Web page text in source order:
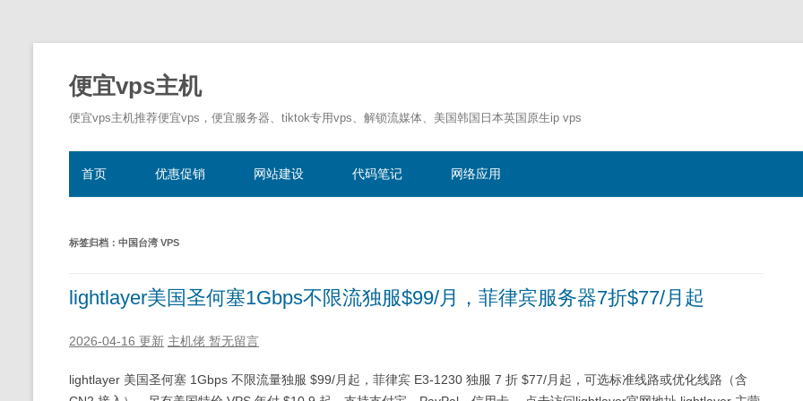
便宜vps主机
便宜vps主机推荐便宜vps，便宜服务器、tiktok专用vps、解锁流媒体、美国韩国日本英国原生ip vps
文
首页 优惠促销 网站建设 代码笔记 网络应用
标签归档： 中国台湾 VPS
lightlayer美国圣何塞1Gbps不限流独服$99/月，菲律宾服务器7折$77/月起
2026-04-16 更新 主机佬 暂无留言
lightlayer 美国圣何塞 1Gbps 不限流量独服 $99/月起，菲律宾 E3-1230 独服 7 折 $77/月起，可选标准线路或优化线路（含